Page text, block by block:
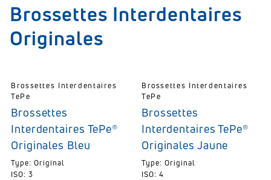
Brossettes Interdentaires
Originales
Brossettes Interdentaires
TePe
Brossettes
Interdentaires TePe®
Originales Bleu
Type: Original
ISO: 3
Brossettes Interdentaires
TePe
Brossettes
Interdentaires TePe®
Originales Jaune
Type: Original
ISO: 4